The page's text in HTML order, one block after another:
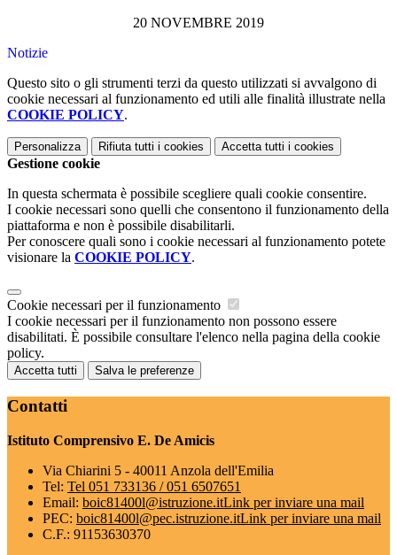
20 NOVEMBRE 2019
Notizie
Questo sito o gli strumenti terzi da questo utilizzati si avvalgono di
cookie necessari al funzionamento ed utili alle finalità illustrate nella
COOKIE POLICY.
Personalizza Rifiuta tutti i cookies Accetta tutti i cookies
Gestione cookie
In questa schermata è possibile scegliere quali cookie consentire.
I cookie necessari sono quelli che consentono il funzionamento della
piattaforma e non è possibile disabilitarli.
Per conoscere quali sono i cookie necessari al funzionamento potete
visionare la COOKIE POLICY.
Cookie necessari per il funzionamento
I cookie necessari per il funzionamento non possono essere
disabilitati. È possibile consultare l'elenco nella pagina della cookie
policy.
Accetta tutti Salva le preferenze
Contatti
Istituto Comprensivo E. De Amicis
Via Chiarini 5 - 40011 Anzola dell'Emilia
Tel: Tel 051 733136 / 051 6507651
Email: boic81400l@istruzione.itLink per inviare una mail
PEC: boic81400l@pec.istruzione.itLink per inviare una mail
C.F.: 91153630370